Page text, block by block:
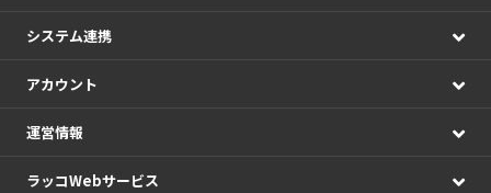
システム連携
アカウント
運営情報
ラッコWebサービス